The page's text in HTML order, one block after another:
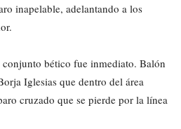
inapelable, adelantando a los
bético fue inmediato. Balón
Iglesias que dentro del área
cruzado que se pierde por la línea